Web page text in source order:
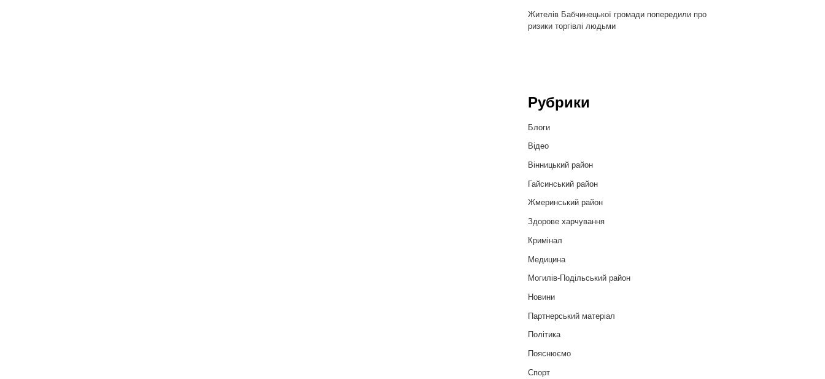
Жителів Бабчинецької громади попередили про
ризики торгівлі людьми
Рубрики
Блоги
Відео
Вінницький район
Гайсинський район
Жмеринський район
Здорове харчування
Кримінал
Медицина
Могилів-Подільський район
Новини
Партнерський матеріал
Політика
Пояснюємо
Спорт